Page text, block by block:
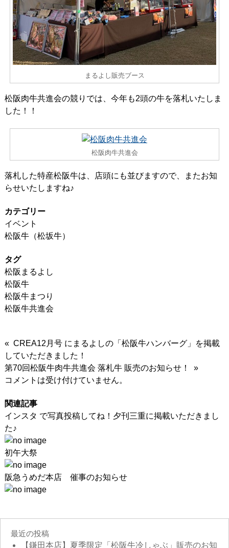
まるよし販売ブース
松阪肉牛共進会の競りでは、今年も2頭の牛を落札いたしま
した！！
松阪肉牛共進会
落札した特産松阪牛は、店頭にも並びますので、またお知
らせいたしますね♪
カテゴリー
イベント
松阪牛（松坂牛）
タグ
松阪まるよし
松阪牛
松阪牛まつり
松阪牛共進会
« CREA12月号 にまるよしの「松阪牛ハンバーグ」を掲載
していただきました！
第70回松阪牛肉牛共進会 落札牛 販売のお知らせ！ »
コメントは受け付けていません。
関連記事
インスタ で写真投稿してね！夕刊三重に掲載いただきまし
た♪
初午大祭
阪急うめだ本店 催事のお知らせ
最近の投稿
【鎌田本店】夏季限定「松阪牛冷しゃぶ」販売のお知